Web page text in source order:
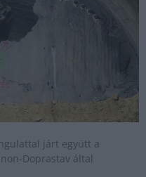
járt együtt a
Doprastav által